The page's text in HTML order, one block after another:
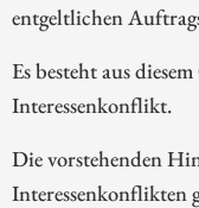
entgeltlichen
Es besteht aus
Interessenkonflikt.
Die vorstehenden
Interessenkonflikten